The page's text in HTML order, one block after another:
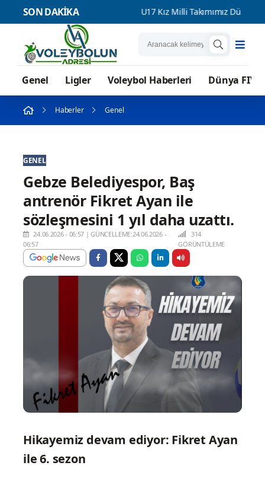
SON DAKİKA
Balkan İkincisi U17 Kız Milli Takımımız Dünya
Genel Ligler Voleybol Haberleri Dünya
Haberler Genel
GENEL
Gebze Belediyespor, Baş
antrenör Fikret Ayan ile
sözleşmesini 1 yıl daha uzattı.
24.06.2026 - 06:57 |GÜNCELLEME:24.06.2026 -
06:57
314
GÖRÜNTÜLEME
Hikayemiz devam ediyor: Fikret Ayan
ile 6. sezon